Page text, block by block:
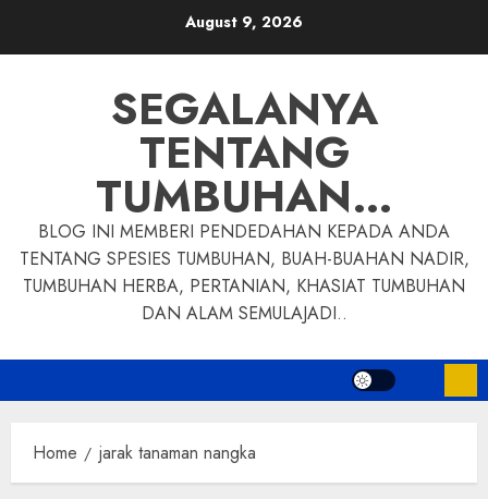
August 9, 2026
SEGALANYA
TENTANG
TUMBUHAN…
BLOG INI MEMBERI PENDEDAHAN KEPADA ANDA
TENTANG SPESIES TUMBUHAN, BUAH-BUAHAN NADIR,
TUMBUHAN HERBA, PERTANIAN, KHASIAT TUMBUHAN
DAN ALAM SEMULAJADI..
Home jarak tanaman nangka